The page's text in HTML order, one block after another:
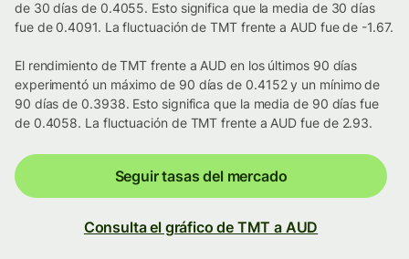
de 30 días de 0.4055. Esto significa que la media de 30 días
fue de 0.4091. La fluctuación de TMT frente a AUD fue de -1.67.
El rendimiento de TMT frente a AUD en los últimos 90 días
experimentó un máximo de 90 días de 0.4152 y un mínimo de
90 días de 0.3938. Esto significa que la media de 90 días fue
de 0.4058. La fluctuación de TMT frente a AUD fue de 2.93.
Seguir tasas del mercado
Consulta el gráfico de TMT a AUD